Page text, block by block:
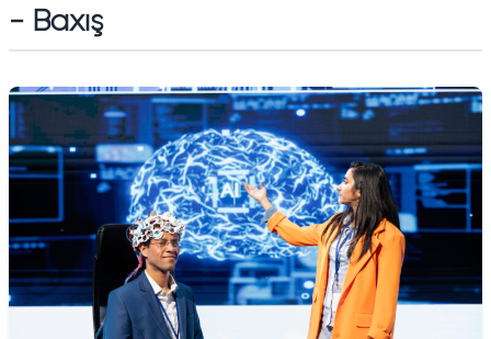
- Baxış